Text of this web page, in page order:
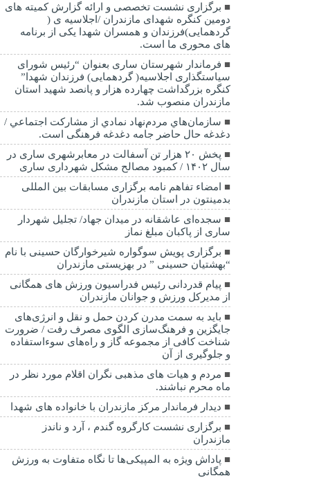
برگزاری نشست تخصصی و ارائه گزارش کمیته های
دومین کنگره شهدای مازندران /اجلاسیه ی (
گردهمایی)فرزندان و همسران شهدا یکی از برنامه
های محوری ما است.
فرماندار شهرستان ساری بعنوان “رئیس شورای
سیاستگذاری اجلاسیه( گردهمایی) فرزندان شهدا”
کنگره بزرگداشت چهارده هزار و پانصد شهید استان
مازندران منصوب شد.
سازمان‌هاي مردم‌نهاد نمادي از مشاركت اجتماعي /
دغدغه حال حاضر جامه دغدغه فرهنگی است.
پخش ۲۰ هزار تن آسفالت در معابرشهری ساری در
سال ۱۴۰۲ / کمبود مصالح مشکل شهرداری ساری
امضاء تفاهم نامه برگزاری مسابقات بین المللی
بدمینتون در استان مازندران
سجده‌ای عاشقانه در میدان جهاد/ تجلیل شهردار
ساری از پاکبان مبلغ نماز
برگزاری پویش سوگواره شیرخوارگان حسینی با نام
“بهشتیان حسینی ” در بهزیستی مازندران
پیام قدردانی رئیس فدراسیون ورزش های همگانی
از مدیرکل ورزش و جوانان مازندران
باید به سمت مدرن کردن حمل و نقل و انرژی‌های
جایگزین و فرهنگ‌سازی الگوی مصرف رفت / ضرورت
شناخت کافی از مجموعه گاز و راه‌های سوءاستفاده
و جلوگیری از آن
مردم و هیات های مذهبی نگران اقلام مورد نظر در
ماه محرم نباشند.
دیدار فرماندار مرکز مازندران با خانواده های شهدا
برگزاری نشست کارگروه گندم ، آرد و ناندز
مازندران
پاداش ویژه به المپیکی‌ها تا نگاه متفاوت به ورزش
همگانی